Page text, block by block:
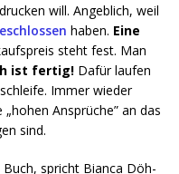
will. Angeb­lich, weil
haben. Eine
steht fest. Man
ist fer­tig! Dafür lau­fen
Immer wie­der
Ansprü­che” an das
sind.
spricht Bian­ca Döh­